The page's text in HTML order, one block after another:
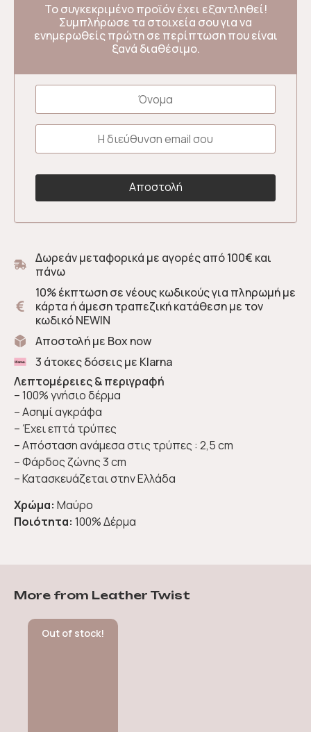
Το συγκεκριμένο προϊόν έχει εξαντληθεί!
Συμπλήρωσε τα στοιχεία σου για να
ενημερωθείς πρώτη σε περίπτωση που είναι
ξανά διαθέσιμο.
Δωρεάν μεταφορικά με αγορές από 100€ και
πάνω
10% έκπτωση σε νέους κωδικούς για πληρωμή με
κάρτα ή άμεση τραπεζική κατάθεση με τον
κωδικό NEWIN
Αποστολή με Box now
3 άτοκες δόσεις με Klarna
Λεπτομέρειες & περιγραφή
– 100% γνήσιο δέρμα
– Ασημί αγκράφα
– Έχει επτά τρύπες
– Απόσταση ανάμεσα στις τρύπες : 2,5 cm
– Φάρδος ζώνης 3 cm
– Κατασκευάζεται στην Ελλάδα
Χρώμα: Μαύρο
Ποιότητα: 100% Δέρμα
More from Leather Twist
Out of stock!